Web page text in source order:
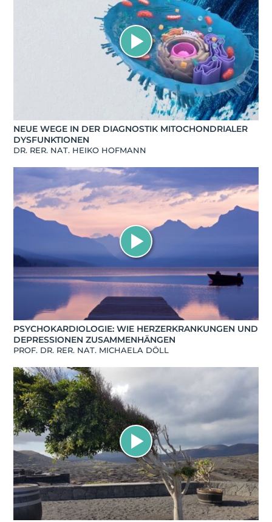
NEUE WEGE IN DER DIAGNOSTIK MITOCHONDRIALER
DYSFUNKTIONEN
DR. RER. NAT. HEIKO HOFMANN
PSYCHOKARDIOLOGIE: WIE HERZERKRANKUNGEN UND
DEPRESSIONEN ZUSAMMENHÄNGEN
PROF. DR. RER. NAT. MICHAELA DÖLL